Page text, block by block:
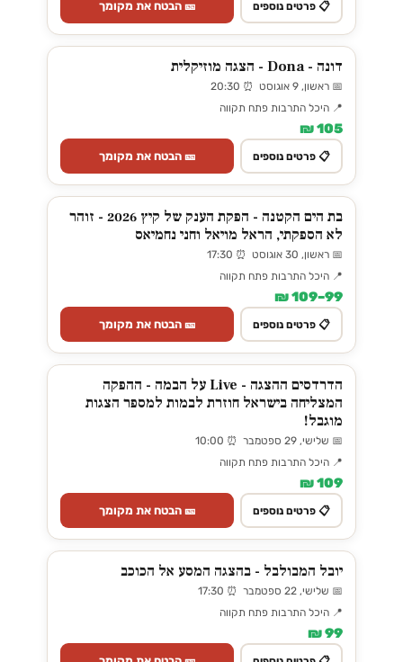
📋 פרטים נוספים 🎫 הבטח את מקומך
דונה - Dona - הצגה מוזיקלית
📅 ראשון, 9 אוגוסט ⏰ 20:30
📍 היכל התרבות פתח תקווה
105 ₪
📋 פרטים נוספים 🎫 הבטח את מקומך
בת הים הקטנה - הפקת הענק של קיץ 2026 - זוהר
לא הספקתי, הראל מויאל וחני נחמיאס
📅 ראשון, 30 אוגוסט ⏰ 17:30
📍 היכל התרבות פתח תקווה
99–109 ₪
📋 פרטים נוספים 🎫 הבטח את מקומך
הדרדסים ההצגה - Live על הבמה - ההפקה
המצליחה בישראל חוזרת לבמות למספר הצגות
מוגבל!
📅 שלישי, 29 ספטמבר ⏰ 10:00
📍 היכל התרבות פתח תקווה
109 ₪
📋 פרטים נוספים 🎫 הבטח את מקומך
יובל המבולבל - בהצגה המסע אל הכוכב
📅 שלישי, 22 ספטמבר ⏰ 17:30
📍 היכל התרבות פתח תקווה
99 ₪